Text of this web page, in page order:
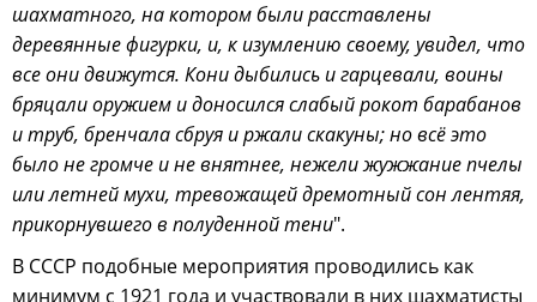
шахматного, на котором были расставлены
деревянные фигурки, и, к изумлению своему, увидел, что
все они движутся. Кони дыбились и гарцевали, воины
бряцали оружием и доносился слабый рокот барабанов
и труб, бренчала сбруя и ржали скакуны; но всё это
было не громче и не внятнее, нежели жужжание пчелы
или летней мухи, тревожащей дремотный сон лентяя,
прикорнувшего в полуденной тени".
В СССР подобные мероприятия проводились как
минимум с 1921 года и участвовали в них шахматисты